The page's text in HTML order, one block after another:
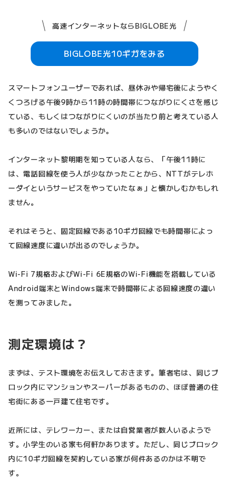
高速インターネットならBIGLOBE光
BIGLOBE光10ギガをみる
スマートフォンユーザーであれば、昼休みや帰宅後にようやく
くつろげる午後9時から11時の時間帯につながりにくさを感じ
ている、もしくはつながりにくいのが当たり前と考えている人
も多いのではないでしょうか。
インターネット黎明期を知っている人なら、「午後11時に
は、電話回線を使う人が少なかったことから、NTTがテレホ
ーダイというサービスをやっていたなぁ」と懐かしむかもしれ
ません。
それはそうと、固定回線である10ギガ回線でも時間帯によっ
て回線速度に違いが出るのでしょうか。
Wi-Fi 7規格およびWi-Fi 6E規格のWi-Fi機能を搭載している
Android端末とWindows端末で時間帯による回線速度の違い
を測ってみました。
測定環境は？
まずは、テスト環境をお伝えしておきます。筆者宅は、同じブ
ロック内にマンションやスーパーがあるものの、ほぼ普通の住
宅街にある一戸建て住宅です。
近所には、テレワーカー、または自営業者が数人いるようで
す。小学生のいる家も何軒かあります。ただし、同じブロック
内に10ギガ回線を契約している家が何件あるのかは不明で
す。